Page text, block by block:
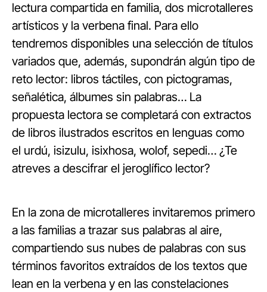
lectura compartida en familia, dos microtalleres
artísticos y la verbena final. Para ello
tendremos disponibles una selección de títulos
variados que, además, supondrán algún tipo de
reto lector: libros táctiles, con pictogramas,
señalética, álbumes sin palabras… La
propuesta lectora se completará con extractos
de libros ilustrados escritos en lenguas como
el urdú, isizulu, isixhosa, wolof, sepedi… ¿Te
atreves a descifrar el jeroglífico lector?
En la zona de microtalleres invitaremos primero
a las familias a trazar sus palabras al aire,
compartiendo sus nubes de palabras con sus
términos favoritos extraídos de los textos que
lean en la verbena y en las constelaciones